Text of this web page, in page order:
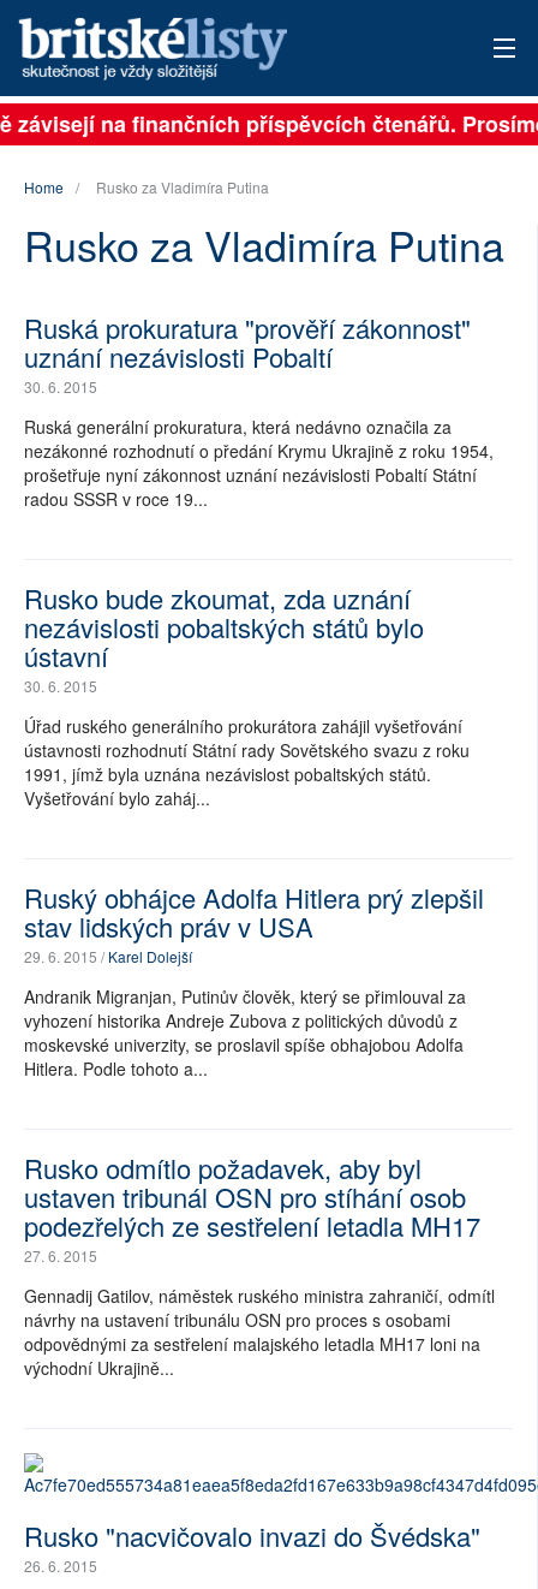
PŘIHLÁSIT
AKTUÁLNÍ VYDÁNÍ
ARCHIV
TÉMATA
AUTOŘI
PŘÍSPĚVKY NA PROVOZ
RUBRIKY
PLNÁ VERZE STRÁNEK
závisejí na finančních příspěvcích čtenářů.
Home Rusko za Vladimíra Putina
Rusko za Vladimíra Putina
Ruská prokuratura "prověří zákonnost"
uznání nezávislosti Pobaltí
30. 6. 2015
Ruská generální prokuratura, která nedávno označila za
nezákonné rozhodnutí o předání Krymu Ukrajině z roku 1954,
prošetřuje nyní zákonnost uznání nezávislosti Pobaltí Státní
radou SSSR v roce 19...
Rusko bude zkoumat, zda uznání
nezávislosti pobaltských států bylo
ústavní
30. 6. 2015
Úřad ruského generálního prokurátora zahájil vyšetřování
ústavnosti rozhodnutí Státní rady Sovětského svazu z roku
1991, jímž byla uznána nezávislost pobaltských států.
Vyšetřování bylo zaháj...
Ruský obhájce Adolfa Hitlera prý zlepšil
stav lidských práv v USA
29. 6. 2015 /Karel Dolejší
Andranik Migranjan, Putinův člověk, který se přimlouval za
vyhození historika Andreje Zubova z politických důvodů z
moskevské univerzity, se proslavil spíše obhajobou Adolfa
Hitlera. Podle tohoto a...
Rusko odmítlo požadavek, aby byl
ustaven tribunál OSN pro stíhání osob
podezřelých ze sestřelení letadla MH17
27. 6. 2015
Gennadij Gatilov, náměstek ruského ministra zahraničí, odmítl
návrhy na ustavení tribunálu OSN pro proces s osobami
odpovědnými za sestřelení malajského letadla MH17 loni na
východní Ukrajině...
Rusko "nacvičovalo invazi do Švédska"
26. 6. 2015